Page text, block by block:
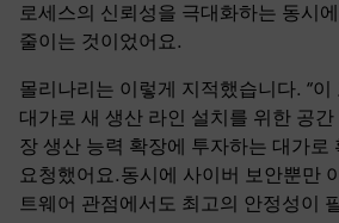
로세스의 신뢰성을 극대화하는 동시
줄이는 것이었어요.
몰리나리는 이렇게 지적했습니다. “
대가로 새 생산 라인 설치를 위한 공
장 생산 능력 확장에 투자하는 대가로
요청했어요.동시에 사이버 보안뿐만
트웨어 관점에서도 최고의 안정성이